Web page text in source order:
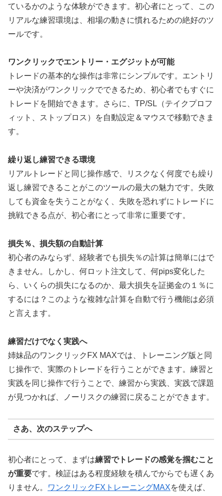
ているかのような体験ができます。初心者にとって、この
リアルな練習環境は、相場の動きに慣れるための絶好のツ
ールです。
ワンクリックでエントリー・エグジットが可能
トレードの基本的な操作は非常にシンプルです。エントリ
ーや決済がワンクリックでできるため、初心者でもすぐに
トレードを開始できます。さらに、TP/SL（テイクプロフ
ィット、ストップロス）を自動設定＆マウスで移動できま
す。
繰り返し練習できる環境
リアルトレードと同じ操作感で、リスクなく何度でも繰り
返し練習できることがこのツールの最大の魅力です。失敗
しても資金を失うことがなく、失敗を恐れずにトレードに
挑戦できる点が、初心者にとって非常に重要です。
損失％、損失額の自動計算
初心者のみならず、経験者でも損失％の計算は簡単にはで
きません。しかし、何ロット注文して、何pips変化した
ら、いくらの損失になるのか、最大損失を証拠金の１％に
するには？このような複雑な計算を自動で行う機能は必須
と言えます。
練習だけでなく実践へ
姉妹品のワンクリックFX MAXでは、トレーニング版と同
じ操作で、実際のトレードを行うことができます。練習と
実践を同じ操作で行うことで、練習から実践、実践で課題
が見つかれば、ノーリスクの練習に戻ることができます。
さあ、次のステップへ
初心者にとって、まずは練習でトレードの感覚を掴むこと
が重要です。検証はある程度経験を積んでからでも遅くあ
りません。
ワンクリックFXトレーニングMAXを使えば、